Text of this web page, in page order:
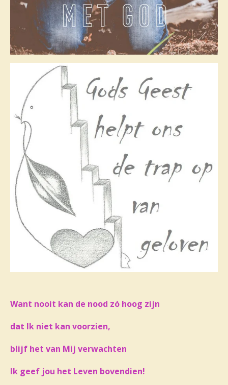
Want nooit kan de nood zó hoog zijn
dat Ik niet kan voorzien,
blijf het van Mij verwachten
Ik geef jou het Leven bovendien!